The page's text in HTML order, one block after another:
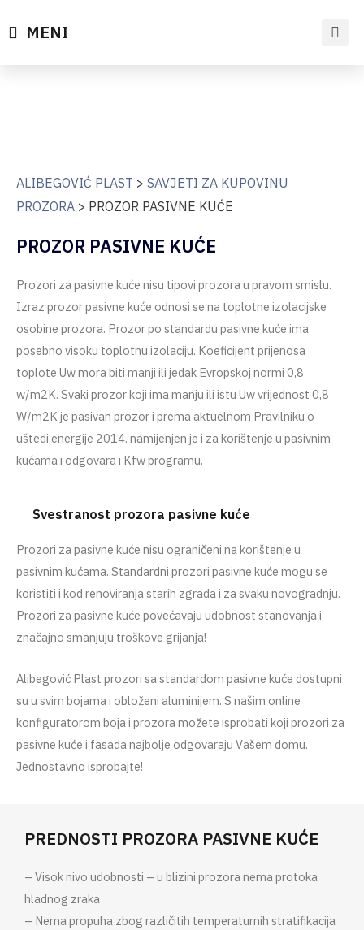
MENI
ALIBEGOVIĆ PLAST > SAVJETI ZA KUPOVINU
PROZORA > PROZOR PASIVNE KUĆE
PROZOR PASIVNE KUĆE
Prozori za pasivne kuće nisu tipovi prozora u pravom smislu.
Izraz prozor pasivne kuće odnosi se na toplotne izolacijske
osobine prozora. Prozor po standardu pasivne kuće ima
posebno visoku toplotnu izolaciju. Koeficijent prijenosa
toplote Uw mora biti manji ili jedak Evropskoj normi 0,8
w/m2K. Svaki prozor koji ima manju ili istu Uw vrijednost 0,8
W/m2K je pasivan prozor i prema aktuelnom Pravilniku o
uštedi energije 2014. namijenjen je i za korištenje u pasivnim
kućama i odgovara i Kfw programu.
Svestranost prozora pasivne kuće
Prozori za pasivne kuće nisu ograničeni na korištenje u
pasivnim kućama. Standardni prozori pasivne kuće mogu se
koristiti i kod renoviranja starih zgrada i za svaku novogradnju.
Prozori za pasivne kuće povećavaju udobnost stanovanja i
značajno smanjuju troškove grijanja!
Alibegović Plast prozori sa standardom pasivne kuće dostupni
su u svim bojama i obloženi aluminijem. S našim online
konfiguratorom boja i prozora možete isprobati koji prozori za
pasivne kuće i fasada najbolje odgovaraju Vašem domu.
Jednostavno isprobajte!
PREDNOSTI PROZORA PASIVNE KUĆE
– Visok nivo udobnosti – u blizini prozora nema protoka
hladnog zraka
– Nema propuha zbog različitih temperaturnih stratifikacija